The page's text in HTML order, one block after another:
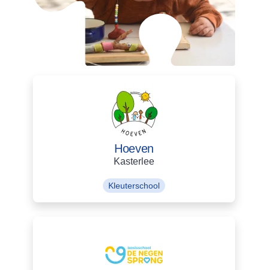
Hoeven
Kasterlee
Kleuterschool